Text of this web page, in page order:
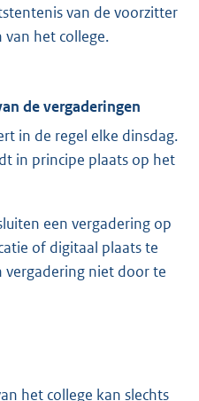
van de voorzitter
van het college.
de vergaderingen
in de regel elke dinsdag.
in principe plaats op het
een vergadering op
of digitaal plaats te
vergadering niet door te
het college kan slechts